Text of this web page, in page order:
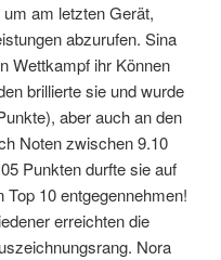
am letzten Gerät,
abzurufen. Sina
Wettkampf ihr Können
brillierte sie und wurde
aber auch an den
Noten zwischen 9.10
Punkten durfte sie auf
10 entgegennehmen!
erreichten die
Nora